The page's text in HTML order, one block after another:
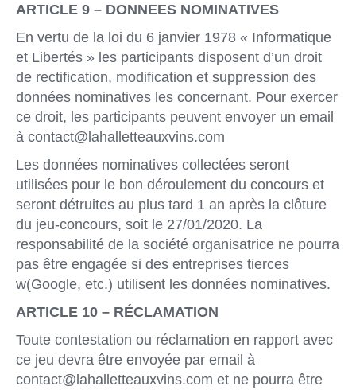
ARTICLE 9 – DONNEES NOMINATIVES
En vertu de la loi du 6 janvier 1978 « Informatique
et Libertés » les participants disposent d’un droit
de rectification, modification et suppression des
données nominatives les concernant. Pour exercer
ce droit, les participants peuvent envoyer un email
à contact@lahalletteauxvins.com
Les données nominatives collectées seront
utilisées pour le bon déroulement du concours et
seront détruites au plus tard 1 an après la clôture
du jeu-concours, soit le 27/01/2020. La
responsabilité de la société organisatrice ne pourra
pas être engagée si des entreprises tierces
w(Google, etc.) utilisent les données nominatives.
ARTICLE 10 – RÉCLAMATION
Toute contestation ou réclamation en rapport avec
ce jeu devra être envoyée par email à
contact@lahalletteauxvins.com et ne pourra être